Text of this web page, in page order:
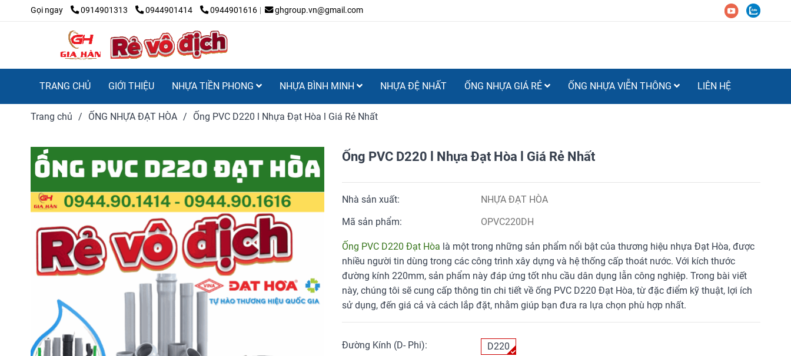
Gọi ngay 0914901313 0944901414 0944901616 ghgroup.vn@gmail.com
TRANG CHỦ GIỚI THIỆU NHỰA TIỀN PHONG NHỰA BÌNH MINH NHỰA ĐỆ NHẤT ỐNG NHỰA GIÁ RẺ ỐNG NHỰA VIỄN THÔNG LIÊN HỆ
Trang chủ / ỐNG NHỰA ĐẠT HÒA / Ống PVC D220 l Nhựa Đạt Hòa l Giá Rẻ Nhất
Ống PVC D220 l Nhựa Đạt Hòa l Giá Rẻ Nhất
Nhà sản xuất:
NHỰA ĐẠT HÒA
Mã sản phẩm:
OPVC220DH
Ống PVC D220 Đạt Hòa là một trong những sản phẩm nổi bật của thương hiệu nhựa Đạt Hòa, được
nhiều người tin dùng trong các công trình xây dựng và hệ thống cấp thoát nước. Với kích thước
đường kính 220mm, sản phẩm này đáp ứng tốt nhu cầu dân dụng lẫn công nghiệp. Trong bài viết
này, chúng tôi sẽ cung cấp thông tin chi tiết về ống PVC D220 Đạt Hòa, từ đặc điểm kỹ thuật, lợi ích
sử dụng, đến giá cả và cách lắp đặt, nhằm giúp bạn đưa ra lựa chọn phù hợp nhất.
Đường Kính (D- Phi): D220